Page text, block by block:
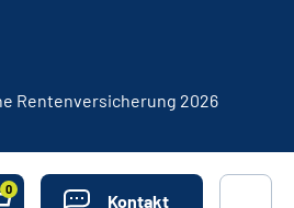
0
Kontakt
Rentenversicherung 2026